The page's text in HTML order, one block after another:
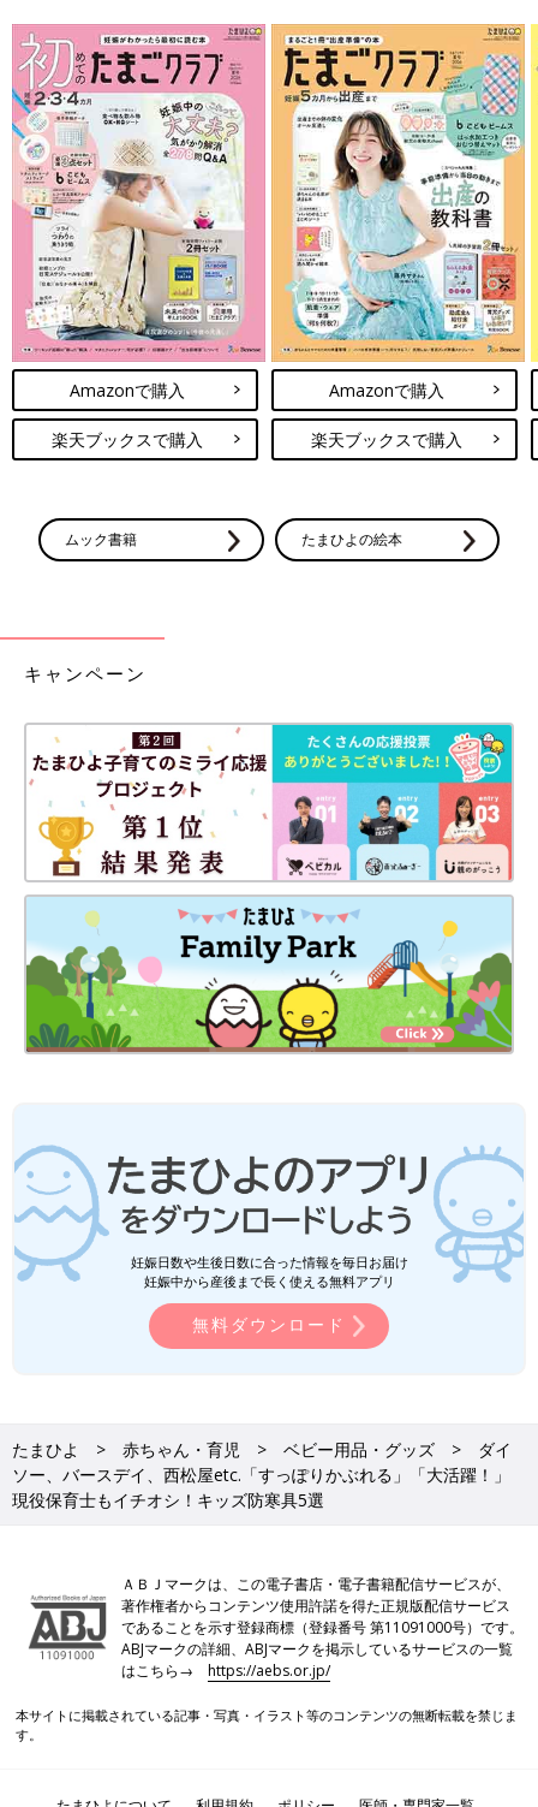
出典：Instagramアカウント「miffy_y_h」
風の強い日や自転車に乗る時など、耳が風にさらされて冷たくな
ってしまいますね。そんな時には耳当てがおすすめ。好きなキャ
ラクターなどお気に入りの耳あてを見つけて、耳もしっかり守っ
てあげたいですね！
子どものマフラーは装着が簡単で安心の差し込みタ
イプがおすすめ！
出典：Instagramアカウント「coco_days」
首元があいていると、より寒さを感じやすいもの。ぐるぐると巻
きつけるタイプのマフラーは、遊ぶ時に邪魔になったり遊具など
に引っ掛かって首がしまったりする心配もありますね。mariさん
が購入した西松屋のマフラーのように、短めの差し込みタイプな
ら子どもでも安心して使うことができますよ。
ぎ」元子ども服販売員ライターおすすめ
★淡色アイテム5選
プチプラブランドの西松屋、バースデイ、しま
むらでは、秋っぽアイテムがたくさん販売され
ています。なかでも特におすすめなのが、ベー
ジュやホワイトを基調とした「淡色アイテ
ム」。そこで今回は元子ども服販売員ライター
が、秋っぽさ満開の淡色アイテムを集めまし
た！秋コーデのポイントや、アイテムの魅力も
お伝えします♪
あったかアイテムは早めの用意がおすすめ！
今回は、おすすめの子ども用防寒具を紹介しました。元気いっぱ
い遊ぶ子どもにとって、遊びの邪魔になるものは身に付けてくれ
寒くなって売り切れる前に、お気に入りの防寒具を見つけてみて
くださいね。
(文・相葉)
保育一筋20数年。現在は小5・小1男児の子育てに奮闘しながら
パート保育士として小規模園に勤務し、かわいい乳児さんたちに
癒される毎日。とにかくラクして暮らしたいという考えから、超
おおざっぱでズボラな性格ながら「整理収納アドバイザー2級」
を取得。自分も家族もスムーズに暮らせる収納を目指していま
す！
●記事内容でご紹介している投稿、リンク先は、削除される場合
Amazonで購入
楽天ブックスで購入
Amazonで購入
楽天ブックスで購入
ムック書籍 たまひよの絵本
キャンペーン
妊娠日数や生後日数に合った情報を毎日お届け
妊娠中から産後まで長く使える無料アプリ
無料ダウンロード
たまひよ 赤ちゃん・育児 ベビー用品・グッズ
ダイ
ソー、バースデイ、西松屋etc.「すっぽりかぶれる」「大活躍！」
現役保育士もイチオシ！キッズ防寒具5選
ＡＢＪマークは、この電子書店・電子書籍配信サービスが、
著作権者からコンテンツ使用許諾を得た正規版配信サービス
であることを示す登録商標（登録番号 第11091000号）です。
ABJマークの詳細、ABJマークを掲示しているサービスの一覧
はこちら→https://aebs.or.jp/
本サイトに掲載されている記事・写真・イラスト等のコンテンツの無断転載を禁じま
す。